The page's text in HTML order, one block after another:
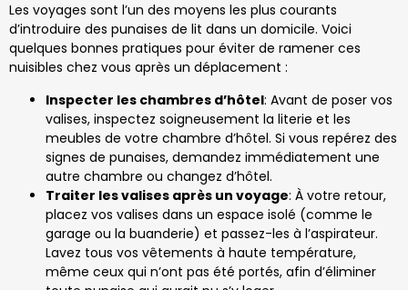
Les voyages sont l’un des moyens les plus courants
d’introduire des punaises de lit dans un domicile. Voici
quelques bonnes pratiques pour éviter de ramener ces
nuisibles chez vous après un déplacement :
Inspecter les chambres d’hôtel: Avant de poser vos
valises, inspectez soigneusement la literie et les
meubles de votre chambre d’hôtel. Si vous repérez des
signes de punaises, demandez immédiatement une
autre chambre ou changez d’hôtel.
Traiter les valises après un voyage: À votre retour,
placez vos valises dans un espace isolé (comme le
garage ou la buanderie) et passez-les à l’aspirateur.
Lavez tous vos vêtements à haute température,
même ceux qui n’ont pas été portés, afin d’éliminer